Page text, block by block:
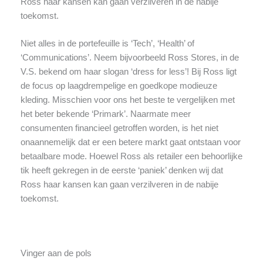
toekomst.
Niet alles in de portefeuille is ‘Tech’, ‘Health’ of
‘Communications’. Neem bijvoorbeeld Ross Stores, in de
V.S. bekend om haar slogan ‘dress for less’! Bij Ross ligt
de focus op laagdrempelige en goedkope modieuze
kleding. Misschien voor ons het beste te vergelijken met
het beter bekende ‘Primark’. Naarmate meer
consumenten financieel getroffen worden, is het niet
onaannemelijk dat er een betere markt gaat ontstaan voor
betaalbare mode. Hoewel Ross als retailer een behoorlijke
tik heeft gekregen in de eerste ‘paniek’ denken wij dat
Ross haar kansen kan gaan verzilveren in de nabije
toekomst.
Vinger aan de pols